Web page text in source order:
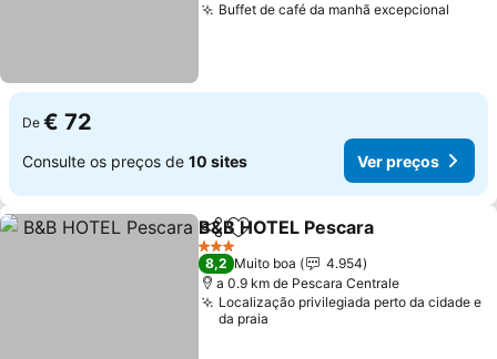
Buffet de café da manhã excepcional
De € 72
Consulte os preços de 10 sites Ver preços
PartilharAdicionar aos favoritos
B&B HOTEL Pescara
3 Estrelas
8,2 Muito boa
4.954
a 0.9 km de Pescara Centrale
Localização privilegiada perto da cidade e
da praia